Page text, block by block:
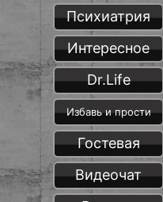
Психиатрия
Интересное
Dr.Life
Избавь и прости
Гостевая
Видеочат